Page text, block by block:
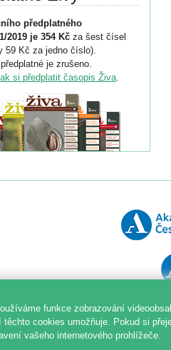
předplatného
2019 je 354 Kč za šest čísel
59 Kč za jedno číslo).
je zrušeno.
si předplatit časopis Živa.
funkce zobrazování
cookies umožňuje. Pokud si
vašeho internetového prohlížeče.